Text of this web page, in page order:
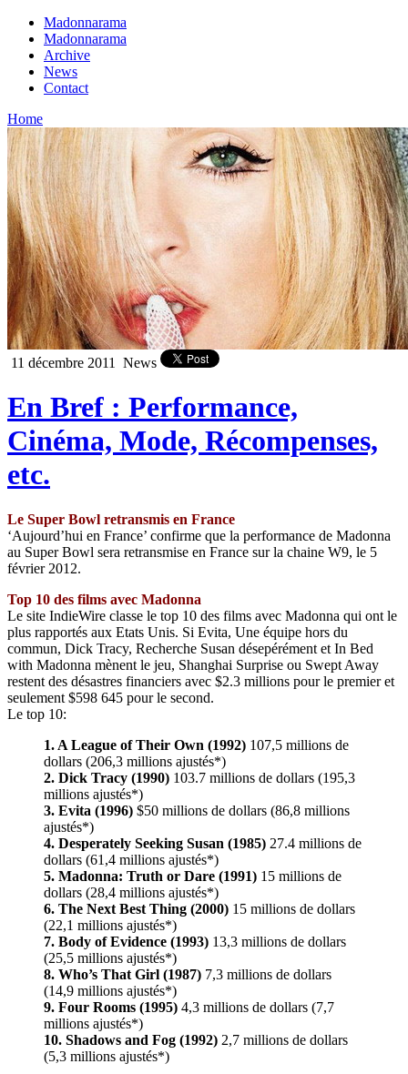
Madonnarama
Madonnarama
Archive
News
Contact
Home
11 décembre 2011 News
En Bref : Performance,
Cinéma, Mode, Récompenses,
etc.
Le Super Bowl retransmis en France
‘Aujourd’hui en France’ confirme que la performance de Madonna
au Super Bowl sera retransmise en France sur la chaine W9, le 5
février 2012.
Top 10 des films avec Madonna
Le site IndieWire classe le top 10 des films avec Madonna qui ont le
plus rapportés aux Etats Unis. Si Evita, Une équipe hors du
commun, Dick Tracy, Recherche Susan désepérément et In Bed
with Madonna mènent le jeu, Shanghai Surprise ou Swept Away
restent des désastres financiers avec $2.3 millions pour le premier et
seulement $598 645 pour le second.
Le top 10:
1. A League of Their Own (1992) 107,5 millions de
dollars (206,3 millions ajustés*)
2. Dick Tracy (1990) 103.7 millions de dollars (195,3
millions ajustés*)
3. Evita (1996) $50 millions de dollars (86,8 millions
ajustés*)
4. Desperately Seeking Susan (1985) 27.4 millions de
dollars (61,4 millions ajustés*)
5. Madonna: Truth or Dare (1991) 15 millions de
dollars (28,4 millions ajustés*)
6. The Next Best Thing (2000) 15 millions de dollars
(22,1 millions ajustés*)
7. Body of Evidence (1993) 13,3 millions de dollars
(25,5 millions ajustés*)
8. Who’s That Girl (1987) 7,3 millions de dollars
(14,9 millions ajustés*)
9. Four Rooms (1995) 4,3 millions de dollars (7,7
millions ajustés*)
10. Shadows and Fog (1992) 2,7 millions de dollars
(5,3 millions ajustés*)